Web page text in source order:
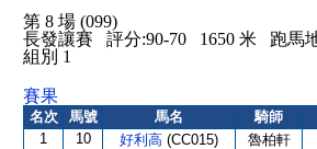
第 8 場 (099)
長發讓賽 評分:90-70 1650 米 跑馬
組別 1
賽果
名次 馬號 馬名 騎師
1
10 好利高 (CC015) 魯柏軒